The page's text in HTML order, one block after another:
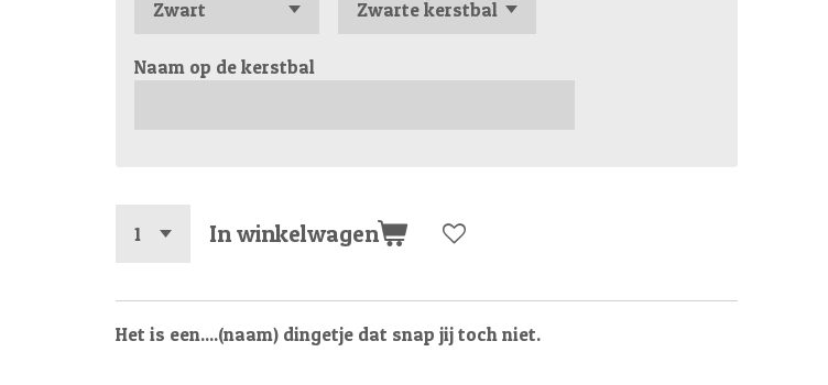
Naam op de kerstbal
In winkelwagen
Het is een....(naam) dingetje dat snap jij toch niet.